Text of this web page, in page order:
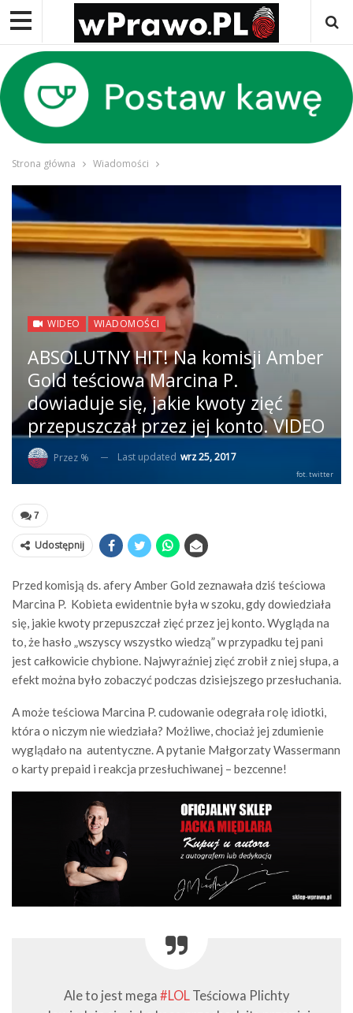
Strona główna Wiadomości
WIDEO WIADOMOŚCI
ABSOLUTNY HIT! Na komisji Amber
Gold teściowa Marcina P.
dowiaduje się, jakie kwoty zięć
przepuszczał przez jej konto. VIDEO
Przez % Last updated wrz 25, 2017
fot. twitter
7
Udostępnij
Przed komisją ds. afery Amber Gold zeznawała dziś teściowa
Marcina P. Kobieta ewidentnie była w szoku, gdy dowiedziała
się, jakie kwoty przepuszczał zięć przez jej konto. Wygląda na
to, że hasło „wszyscy wszystko wiedzą” w przypadku tej pani
jest całkowicie chybione. Najwyraźniej zięć zrobił z niej słupa, a
efekt można było zobaczyć podczas dzisiejszego przesłuchania.
A może teściowa Marcina P. cudowanie odegrała rolę idiotki,
która o niczym nie wiedziała? Możliwe, chociaż jej zdumienie
wyglądało na autentyczne. A pytanie Małgorzaty Wassermann
o karty prepaid i reakcja przesłuchiwanej – bezcenne!
Ale to jest mega #LOL Teściowa Plichty